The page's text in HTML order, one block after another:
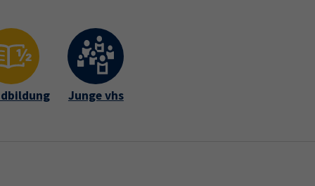
Junge vhs